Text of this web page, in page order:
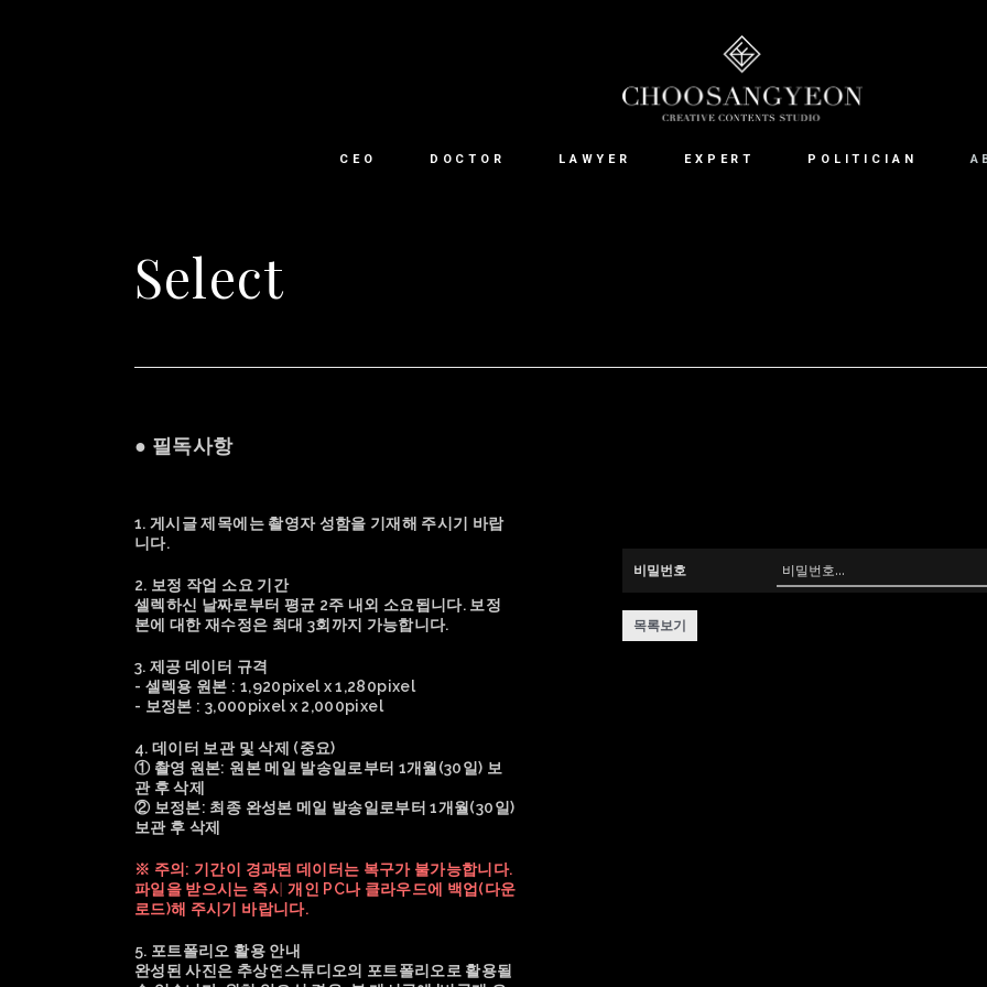
CEO DOCTOR LAWYER EXPERT POLITICIAN
Select
● 필독사항
1. 게시글 제목에는 촬영자 성함을 기재해 주시기 바랍
니다.
2. 보정 작업 소요 기간
셀렉하신 날짜로부터 평균 2주 내외 소요됩니다. 보정
본에 대한 재수정은 최대 3회까지 가능합니다.
3. 제공 데이터 규격
- 셀렉용 원본 : 1,920pixel x 1,280pixel
- 보정본 : 3,000pixel x 2,000pixel
4. 데이터 보관 및 삭제 (중요)
① 촬영 원본: 원본 메일 발송일로부터 1개월(30일) 보
관 후 삭제
② 보정본: 최종 완성본 메일 발송일로부터 1개월(30일)
보관 후 삭제
※ 주의: 기간이 경과된 데이터는 복구가 불가능합니다.
파일을 받으시는 즉시 개인 PC나 클라우드에 백업(다운
로드)해 주시기 바랍니다.
5. 포트폴리오 활용 안내
완성된 사진은 추상연스튜디오의 포트폴리오로 활용될
비밀번호
목록보기